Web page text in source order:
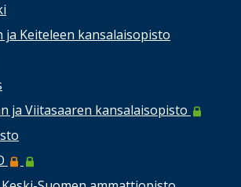
ja Keiteleen kansalaisopisto
ja Viitasaaren kansalaisopisto